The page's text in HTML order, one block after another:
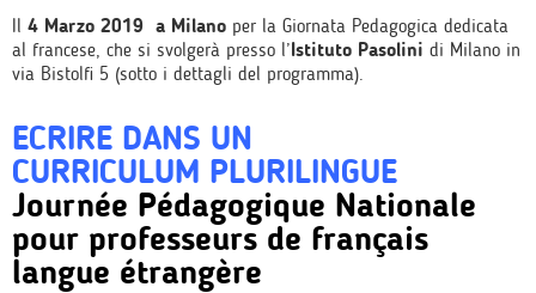
Il 4 Marzo 2019 a Milano per la Giornata Pedagogica dedicata
al francese, che si svolgerà presso l’Istituto Pasolini di Milano in
via Bistolfi 5 (sotto i dettagli del programma).
ECRIRE DANS UN
CURRICULUM PLURILINGUE
Journée Pédagogique Nationale
pour professeurs de français
langue étrangère